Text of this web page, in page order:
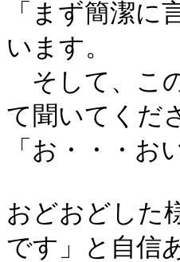
「まず簡潔
います。
そして、こ
て聞いてくだ
「お・・・
おどおどした
です」と自信